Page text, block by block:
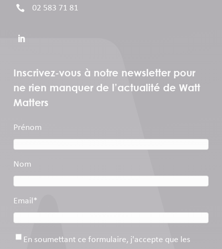
 02 583 71 81
Inscrivez-vous à notre newsletter pour
ne rien manquer de l’actualité de Watt
Matters
Prénom
Nom
Email*
Consentement*
En soumettant ce formulaire, j'accepte que les